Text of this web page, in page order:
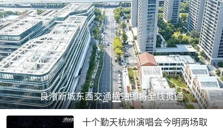
良渚新城东西交通横轴即将全线贯通
十个勤天杭州演唱会今明两场取